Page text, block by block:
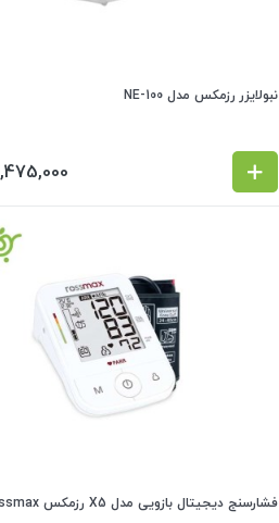
نبولایزر رزمکس مدل NE-100
فشارسنج دیجیتال بازویی مدل X5 رزمکس Rossmax